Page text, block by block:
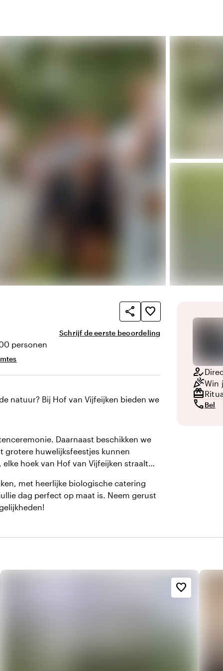
share
favorite_border
Schrijf de eerste beoordeling
personen
natuur? Bij Hof van Vijfeijken bieden we
Daarnaast beschikken we
grotere huwelijksfeestjes kunnen
hoek van Hof van Vijfeijken straalt
met heerlijke biologische catering
dag perfect op maat is. Neem gerust
how_to_reg
celebrationWin
redeem
callBel
favorite_border